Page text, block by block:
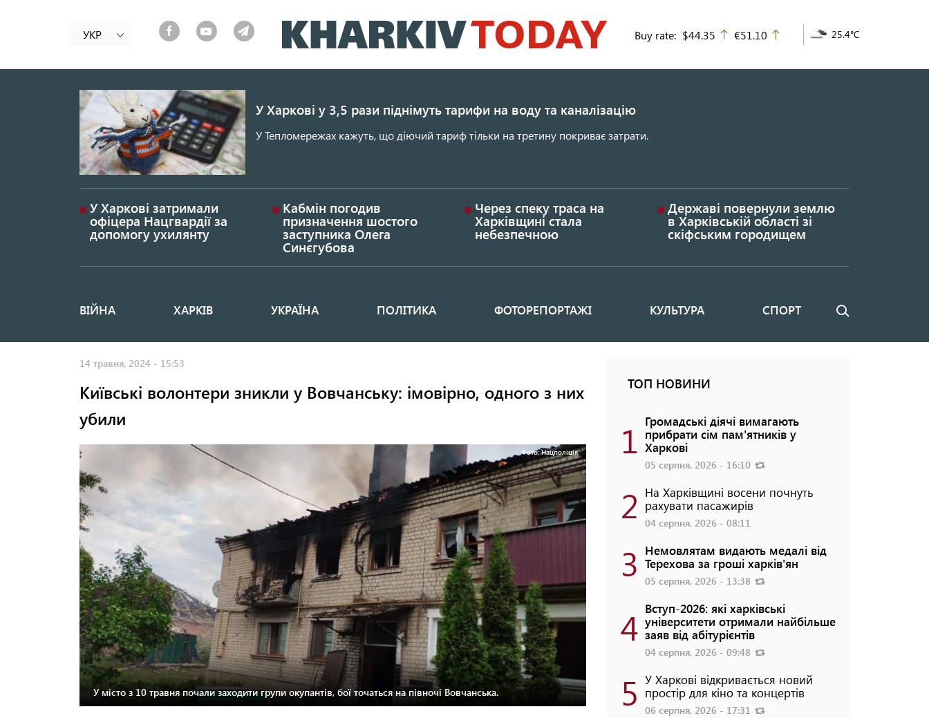
до
основного
УКР Buy rate: $44.35 up
€51.10 25.4°C
У Харкові у 3,5 рази піднімуть тарифи на воду та каналізацію
У Тепломережах кажуть, що діючий тариф тільки на третину покриває затрати.
У Харкові затримали
офіцера Нацгвардії за
допомогу ухилянту
Кабмін погодив
призначення шостого
заступника Олега
Синєгубова
Через спеку траса на
Харківщині стала
небезпечною
Державі повернули землю
в Харківській області зі
скіфським городищем
Основная
ВІЙНА ХАРКІВ УКРАЇНА ПОЛІТИКА ФОТОРЕПОРТАЖІ КУЛЬТУРА СПОРТ Пошук
14 травня, 2024 - 15:53
Київські волонтери зникли у Вовчанську: імовірно, одного з них
убили
Фото: Нацполіція.
У місто з 10 травня почали заходити групи окупантів, бої точаться на півночі Вовчанська.
ТОП НОВИНИ
1 Громадські діячі вимагають
прибрати сім пам'ятників у
Харкові
05 серпня, 2026 - 16:10
2 На Харківщині восени почнуть
рахувати пасажирів
04 серпня, 2026 - 08:11
3 Немовлятам видають медалі від
Терехова за гроші харків'ян
05 серпня, 2026 - 13:38
4 Вступ-2026: які харківські
університети отримали найбільше
заяв від абітурієнтів
04 серпня, 2026 - 09:48
5 У Харкові відкривається новий
простір для кіно та концертів
06 серпня, 2026 - 17:31